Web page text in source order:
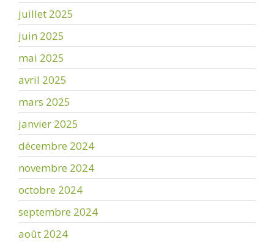
juillet 2025
juin 2025
mai 2025
avril 2025
mars 2025
janvier 2025
décembre 2024
novembre 2024
octobre 2024
septembre 2024
août 2024